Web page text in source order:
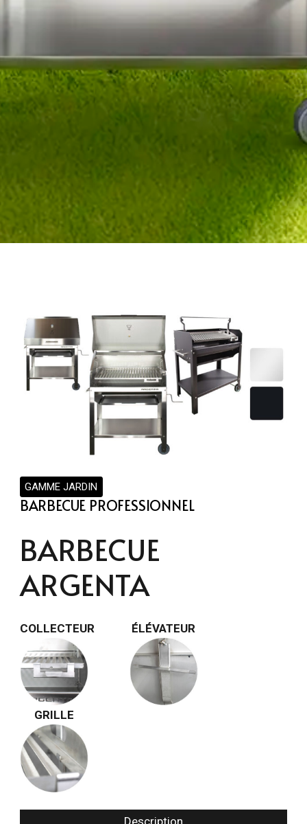
GAMME JARDIN
BARBECUE PROFESSIONNEL
BARBECUE
ARGENTA
COLLECTEUR ÉLÉVATEUR
GRILLE